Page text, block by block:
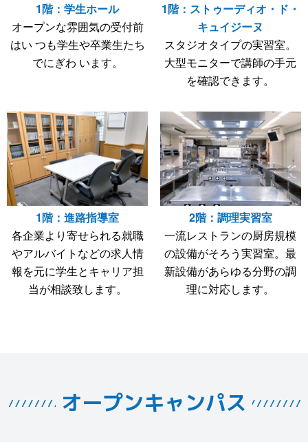
1階：学生ホール
オープンな雰囲気の受付前
はい つも学生や卒業生たち
でにぎわ います。
1階：ストゥーディオ・ド・
キュイジーヌ
スタジオタイプの実習室。
大型モニターで講師の手元
を確認できます。
1階：進路指導室
各企業より寄せられる就職
やアルバイトなどの求人情
報を元に学生とキャリア担
当が相談致します。
2階：調理実習室
一流レストランの厨房規模
の設備がそろう実習室。最
新設備があらゆる分野の調
理に対応します。
オープンキャンパス